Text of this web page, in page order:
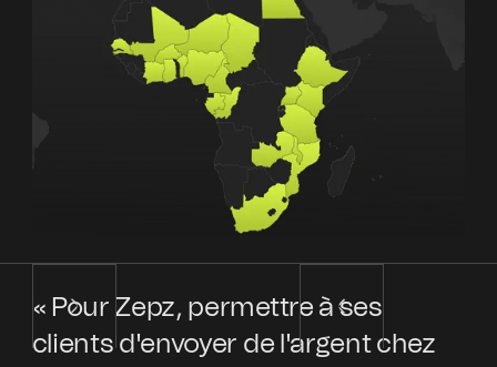
« Pour Zepz, permettre à ses
clients d'envoyer de l'argent chez